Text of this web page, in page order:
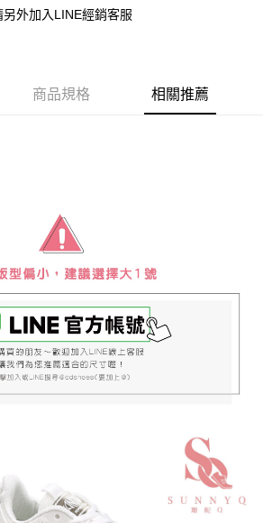
流程】
式進行付款，方視為交易完成。
下不需立刻繳費，但若您需要取消訂單，請聯絡
消欲退款等相關疑問，請聯繫「AFTEE先享後付
support/home
限公司提供之「AFTEE先享後付」服務完成之交
公司。
，請瀏覽以下網址：
徵得法定代理人或監護人之同意方可使用
經同意申辦者引起之損失，本公司不負相關責
」時，將依據個別帳號之用戶狀況，依本公司即
權停止該用戶之使用額度並採取法律行動。
含以上)免運費
含以上)免運費
含以上)免運費
外加入LINE經銷客服
商品規格 相關推薦